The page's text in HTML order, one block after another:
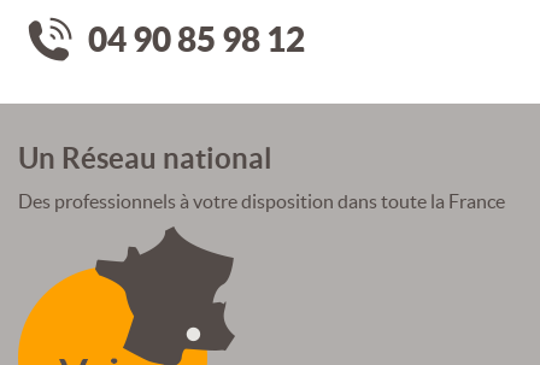
04 90 85 98 12
Un Réseau national
Des professionnels à votre disposition dans toute la France